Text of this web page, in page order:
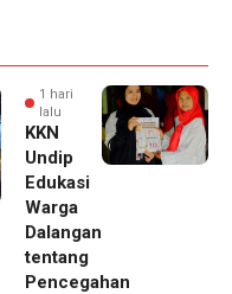
1 hari
lalu
KKN
Undip
Edukasi
Warga
Dalangan
tentang
Pencegahan